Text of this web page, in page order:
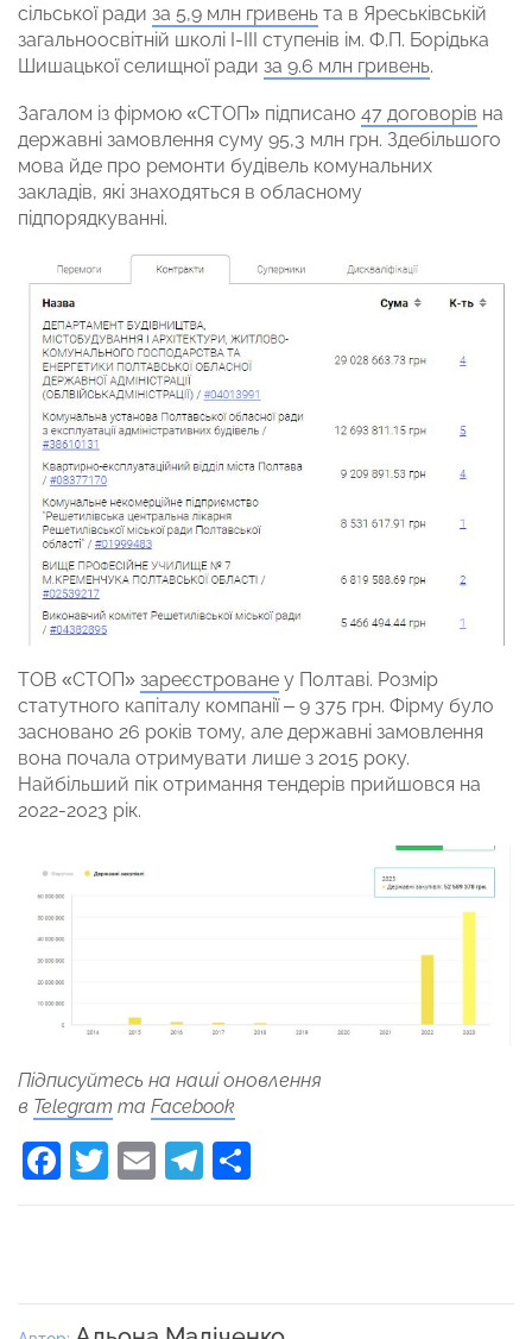
сільської ради за 5,9 млн гривень та в Яреськівській
загальноосвітній школі І-ІІІ ступенів ім. Ф.П. Борідька
Шишацької селищної ради за 9.6 млн гривень.
Загалом із фірмою «СТОП» підписано 47 договорів на
державні замовлення суму 95,3 млн грн. Здебільшого
мова йде про ремонти будівель комунальних
закладів, які знаходяться в обласному
підпорядкуванні.
ТОВ «СТОП» зареєстроване у Полтаві. Розмір
статутного капіталу компанії – 9 375 грн. Фірму було
засновано 26 років тому, але державні замовлення
вона почала отримувати лише з 2015 року.
Найбільший пік отримання тендерів прийшовся на
2022-2023 рік.
Підписуйтесь на наші оновлення
в Telegram та Facebook
Facebook
Twitter
EmailTelegram